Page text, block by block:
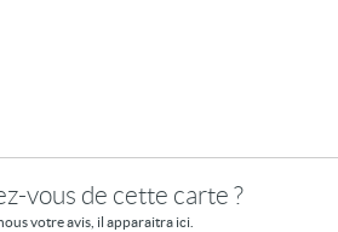
vous de cette carte ?
votre avis, il apparaitra ici.